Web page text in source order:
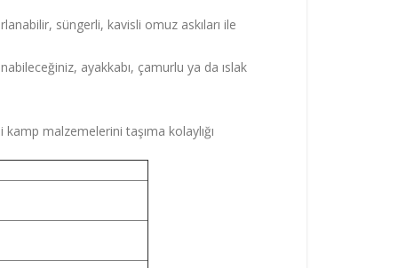
süngerli, kavisli omuz askıları ile
ayakkabı, çamurlu ya da ıslak
malzemelerini taşıma kolaylığı